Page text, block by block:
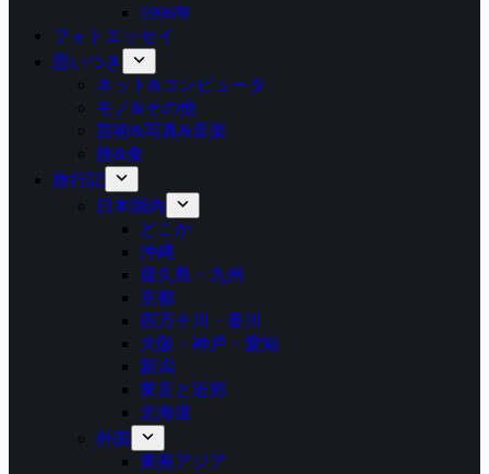
1996年
フォトエッセイ
思いつき
ネット&コンピュータ
モノ&その他
芸術&写真&音楽
旅&食
旅行記
日本国内
どこか
沖縄
屋久島・九州
京都
四万十川・香川
大阪・神戸・愛知
新潟
東京と近郊
北海道
外国
東南アジア